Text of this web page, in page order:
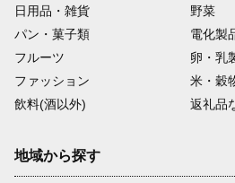
日用品・雑貨
野菜
パン・菓子類
電化製
フルーツ
卵・乳
ファッション
米・穀
飲料(酒以外)
返礼品
地域から探す